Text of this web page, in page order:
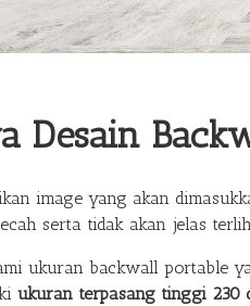
Desain
image yang akan
serta tidak akan jelas
ukuran backwall portable
ukuran terpasang tinggi 230